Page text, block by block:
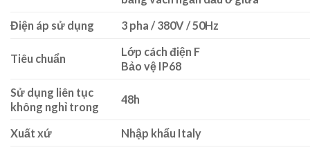
Điện áp sử dụng
3 pha / 380V / 50Hz
Tiêu chuẩn
Lớp cách điện F
Bảo vệ IP68
Sử dụng liên tục
không nghỉ trong
48h
Xuất xứ Nhập khẩu Italy